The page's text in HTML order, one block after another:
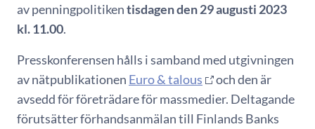
av penningpolitikentisdagen den 29 augusti 2023
kl. 11.00.
Presskonferensen hålls i samband med utgivningen
av nätpublikationen Euro & talous
och den är
avsedd för företrädare för massmedier. Deltagande
förutsätter förhandsanmälan till Finlands Banks